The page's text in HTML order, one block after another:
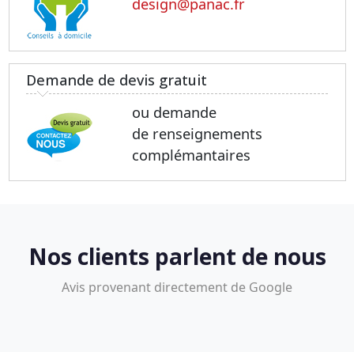
design@panac.fr
Demande de devis gratuit
ou demande
de renseignements
complémantaires
Nos clients parlent de nous
Avis provenant directement de Google